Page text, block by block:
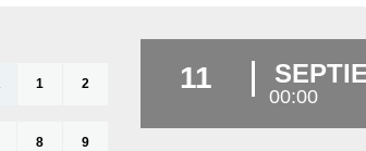
1 2
8 9
11
00:00